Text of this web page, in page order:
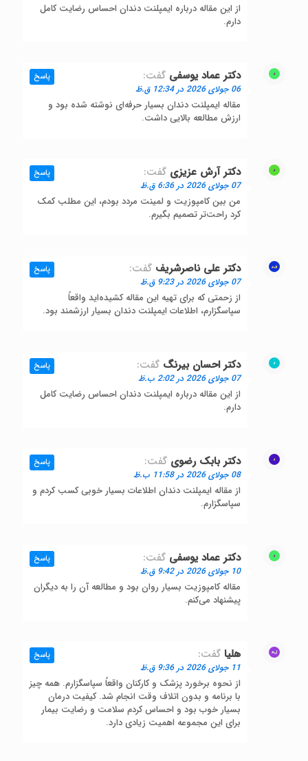
از این مقاله درباره ایمپلنت دندان احساس رضایت کامل
دارم.
دکتر عماد یوسفی گفت:
06 جولای 2026 در 12:34 ق.ظ
مقاله ایمپلنت دندان بسیار حرفه‌ای نوشته شده بود و
ارزش مطالعه بالایی داشت.
پاسخ
دکتر آرش عزیزی گفت:
07 جولای 2026 در 6:36 ق.ظ
من بین کامپوزیت و لمینت مردد بودم، این مطلب کمک
کرد راحت‌تر تصمیم بگیرم.
پاسخ
دکتر علی ناصرشریف گفت:
07 جولای 2026 در 9:23 ق.ظ
از زحمتی که برای تهیه این مقاله کشیده‌اید واقعاً
سپاسگزارم، اطلاعات ایمپلنت دندان بسیار ارزشمند بود.
پاسخ
دکتر احسان بیرنگ گفت:
07 جولای 2026 در 2:02 ب.ظ
از این مقاله درباره ایمپلنت دندان احساس رضایت کامل
دارم.
پاسخ
دکتر بابک رضوی گفت:
08 جولای 2026 در 11:58 ب.ظ
از مقاله ایمپلنت دندان اطلاعات بسیار خوبی کسب کردم و
سپاسگزارم.
پاسخ
دکتر عماد یوسفی گفت:
10 جولای 2026 در 9:42 ق.ظ
مقاله کامپوزیت بسیار روان بود و مطالعه آن را به دیگران
پیشنهاد می‌کنم.
پاسخ
هلیا گفت:
11 جولای 2026 در 9:36 ق.ظ
از نحوه برخورد پزشک و کارکنان واقعاً سپاسگزارم. همه چیز
با برنامه و بدون اتلاف وقت انجام شد. کیفیت درمان
بسیار خوب بود و احساس کردم سلامت و رضایت بیمار
برای این مجموعه اهمیت زیادی دارد.
پاسخ